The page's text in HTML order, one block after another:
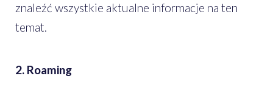
znaleźć wszystkie aktualne informacje na ten
temat.
2. Roaming